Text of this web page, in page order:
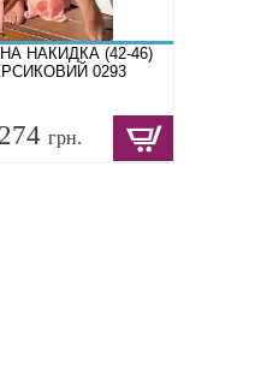
НАКИДКА (42-46)
0293
274 грн.